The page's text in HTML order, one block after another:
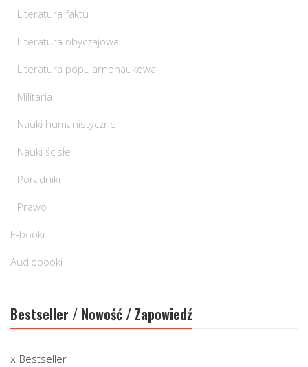
Literatura faktu
Literatura obyczajowa
Literatura popularnonaukowa
Militaria
Nauki humanistyczne
Nauki ścisłe
Poradniki
Prawo
E-booki
Audiobooki
Bestseller / Nowość / Zapowiedź
Bestseller